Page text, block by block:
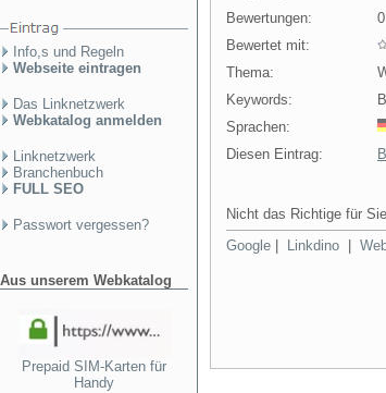
Info,s und Regeln
Webseite eintragen
Das Linknetzwerk
Webkatalog anmelden
Linknetzwerk
Branchenbuch
FULL SEO
Passwort vergessen?
Aus unserem Webkatalog
Prepaid SIM-Karten für
Handy
Bewertungen:
0
Bewertet mit:
Thema:
Keywords:
Sprachen:
Diesen Eintrag:
Nicht das Richtige für
Google
Linkdino